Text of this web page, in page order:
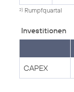
2) Rumpfquartal
Investitionen
CAPEX